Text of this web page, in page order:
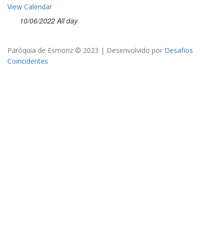
View Calendar
10/06/2022 All day
Paróquia de Esmoriz © 2023 | Desenvolvido por Desafios
Coincidentes